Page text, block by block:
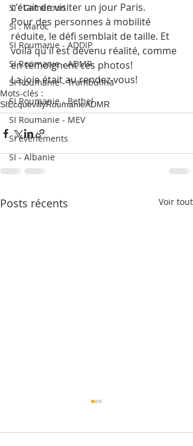
SI : Cameroun
SI : Maroc
SI Roumanie - ADDIP
SI Roumanie - ADMR
SI Roumanie - Trambulina
SI Roumanie - Bethel
SI Roumanie - MEV
SI évènements
SI - Albanie
c'était de visiter un jour Paris.
Pour des personnes à mobilité
réduite, le défi semblait de taille. Et
voilà qu'il est devenu réalité, comme
en témoignent ces photos!
La joie était au rendez-vous!
Mots-clés :
SIEcquevillyRoumanieADMR
Posts récents Voir tout